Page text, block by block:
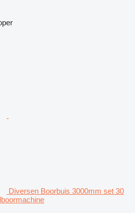
Diversen Boorbuis 3000mm set 30